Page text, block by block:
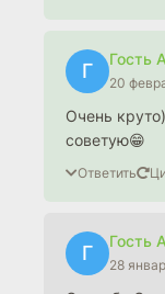
Г
Гость
20
Очень
советую😁
Ответить
Г
Гость
28